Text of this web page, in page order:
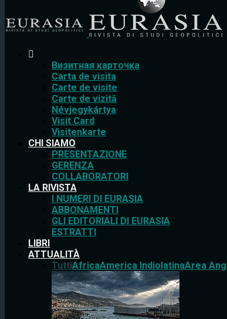
Bизитная карточка
Carta de visita
Carte de visite
Carte de vizită
Névjegykártya
Visit Card
Visitenkarte
CHI SIAMO
PRESENTAZIONE
GERENZA
COLLABORATORI
LA RIVISTA
I NUMERI DI EURASIA
ABBONAMENTI
GLI EDITORIALI DI EURASIA
ESTRATTI
LIBRI
ATTUALITÀ
TuttiAfricaAmerica IndiolatinaArea